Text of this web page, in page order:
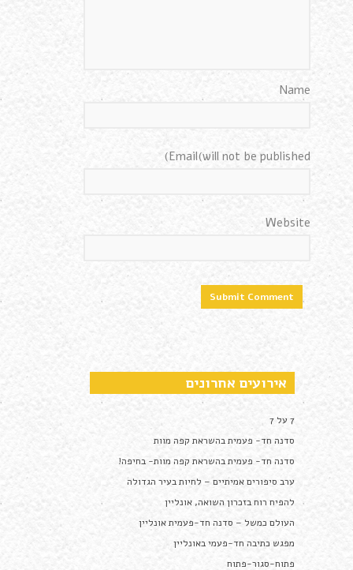
Name
Email(will not be published)
Website
אירועים אחרונים
7 על 7
סדנה חד- פעמית בהשראת קפה מוות
סדנה חד- פעמית בהשראת קפה מוות- בחיפה!
ערב סיפורים אמיתיים – לחיות בעיר הגדולה
להפיח רוח בזכרון השואה, אונליין
העולם כמשל – סדנה חד-פעמית אונליין
מפגש כתיבה חד-פעמי באונליין
פתוח-סגור-פתוח